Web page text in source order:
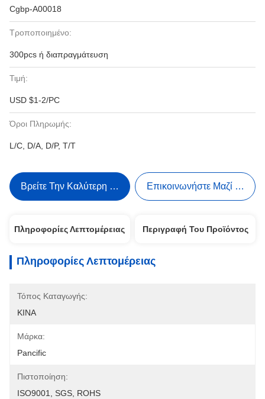
Cgbp-A00018
Τροποποιημένο:
300pcs ή διαπραγμάτευση
Τιμή:
USD $1-2/PC
Όροι Πληρωμής:
L/C, D/A, D/P, T/T
Βρείτε Την Καλύτερη Τιμή Επικοινωνήστε Μαζί Μας
Πληροφορίες Λεπτομέρειας Περιγραφή Του Προϊόντος
Πληροφορίες Λεπτομέρειας
Τόπος Καταγωγής:
ΚΙΝΑ
Μάρκα:
Pancific
Πιστοποίηση:
ISO9001, SGS, ROHS